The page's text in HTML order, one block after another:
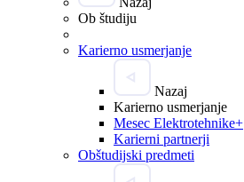
Ob študiju
Karierno usmerjanje
Nazaj
Karierno usmerjanje
Mesec Elektrotehnike+
Karierni partnerji
Obštudijski predmeti